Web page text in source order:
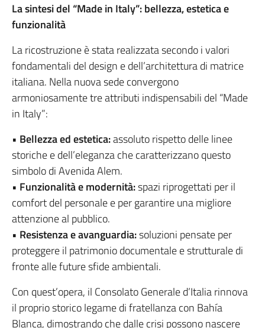
La sintesi del “Made in Italy”: bellezza, estetica e
funzionalità
La ricostruzione è stata realizzata secondo i valori
fondamentali del design e dell’architettura di matrice
italiana. Nella nuova sede convergono
armoniosamente tre attributi indispensabili del “Made
in Italy”:
• Bellezza ed estetica:assoluto rispetto delle linee
storiche e dell’eleganza che caratterizzano questo
simbolo di Avenida Alem.
• Funzionalità e modernità:spazi riprogettati per il
comfort del personale e per garantire una migliore
attenzione al pubblico.
• Resistenza e avanguardia:soluzioni pensate per
proteggere il patrimonio documentale e strutturale di
fronte alle future sfide ambientali.
Con quest’opera, il Consolato Generale d’Italia rinnova
il proprio storico legame di fratellanza con Bahía
Blanca, dimostrando che dalle crisi possono nascere